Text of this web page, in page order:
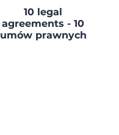
10 legal
agreements - 10
umów prawnych